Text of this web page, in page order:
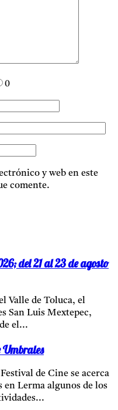
0
y web en este
comente.
del 21 al 23 de agosto
Valle de Toluca, el
San Luis Mextepec,
el...
Umbrales
de Cine se acerca
en Lerma algunos de los